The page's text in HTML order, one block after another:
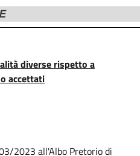
diverse rispetto a
accettati
2023 all'Albo Pretorio di